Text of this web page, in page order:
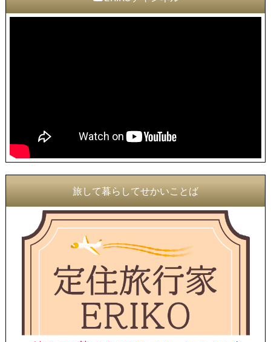
旅して暮らしてせかいことば